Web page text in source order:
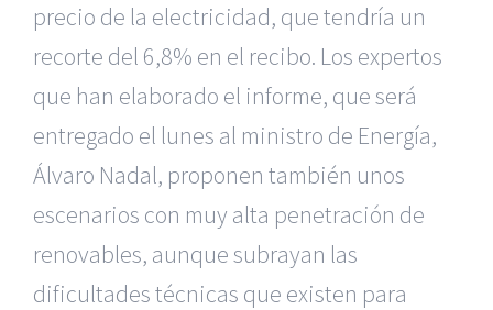
precio de la electricidad, que tendría un
recorte del 6,8% en el recibo. Los expertos
que han elaborado el informe, que será
entregado el lunes al ministro de Energía,
Álvaro Nadal, proponen también unos
escenarios con muy alta penetración de
renovables, aunque subrayan las
dificultades técnicas que existen para